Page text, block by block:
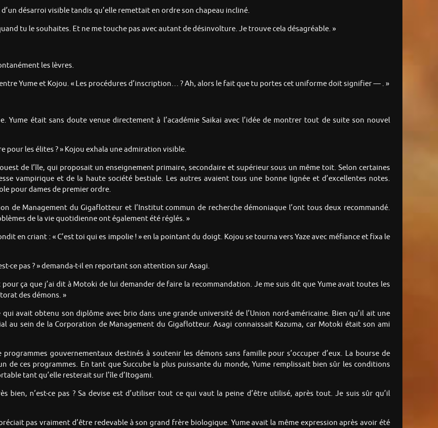
désarroi visible tandis qu’elle remettait en ordre son chapeau incliné.
tu le souhaites. Et ne me touche pas avec autant de désinvolture. Je trouve cela désagréable. »
les lèvres.
Yume et Kojou. « Les procédures d’inscription… ? Ah, alors le fait que tu portes cet uniforme doit signifier — . »
Yume était sans doute venue directement à l’académie Saikai avec l’idée de montrer tout de suite son nouvel
pour les élites ? » Kojou exhala une admiration visible.
de l’île, qui proposait un enseignement primaire, secondaire et supérieur sous un même toit. Selon certaines
vampirique et de la haute société bestiale. Les autres avaient tous une bonne lignée et d’excellentes notes.
pour dames de premier ordre.
de Management du Gigaflotteur et l’Institut commun de recherche démoniaque l’ont tous deux recommandé.
de la vie quotidienne ont également été réglés. »
en criant : « C’est toi qui es impolie ! » en la pointant du doigt. Kojou se tourna vers Yaze avec méfiance et fixa le
ce pas ? » demanda-t-il en reportant son attention sur Asagi.
ça que j’ai dit à Motoki de lui demander de faire la recommandation. Je me suis dit que Yume avait toutes les
des démons. »
avait obtenu son diplôme avec brio dans une grande université de l’Union nord-américaine. Bien qu’il ait une
au sein de la Corporation de Management du Gigaflotteur. Asagi connaissait Kazuma, car Motoki était son ami
programmes gouvernementaux destinés à soutenir les démons sans famille pour s’occuper d’eux. La bourse de
de ces programmes. En tant que Succube la plus puissante du monde, Yume remplissait bien sûr les conditions
tant qu’elle resterait sur l’île d’Itogami.
bien, n’est-ce pas ? Sa devise est d’utiliser tout ce qui vaut la peine d’être utilisé, après tout. Je suis sûr qu’il
pas vraiment d’être redevable à son grand frère biologique. Yume avait la même expression après avoir été